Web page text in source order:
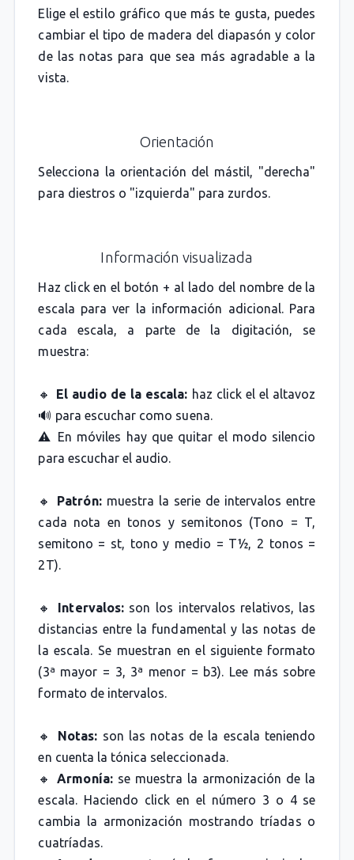
Elige el estilo gráfico que más te gusta, puedes
cambiar el tipo de madera del diapasón y color
de las notas para que sea más agradable a la
vista.
Orientación
Selecciona la orientación del mástil, "derecha"
para diestros o "izquierda" para zurdos.
Información visualizada
Haz click en el botón + al lado del nombre de la
escala para ver la información adicional. Para
cada escala, a parte de la digitación, se
muestra:
🔸 El audio de la escala: haz click el el altavoz
🔊 para escuchar como suena.
⚠️ En móviles hay que quitar el modo silencio
para escuchar el audio.
🔸 Patrón:muestra la serie de intervalos entre
cada nota en tonos y semitonos (Tono = T,
semitono = st, tono y medio = T½, 2 tonos =
2T).
🔸 Intervalos:son los intervalos relativos, las
distancias entre la fundamental y las notas de
la escala. Se muestran en el siguiente formato
(3ª mayor = 3, 3ª menor = b3). Lee más sobre
formato de intervalos.
🔸 Notas: son las notas de la escala teniendo
en cuenta la tónica seleccionada.
🔸Armonía:se muestra la armonización de la
escala. Haciendo click en el número 3 o 4 se
cambia la armonización mostrando tríadas o
cuatríadas.